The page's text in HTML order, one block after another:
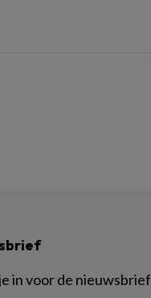
in voor de nieuwsbrief